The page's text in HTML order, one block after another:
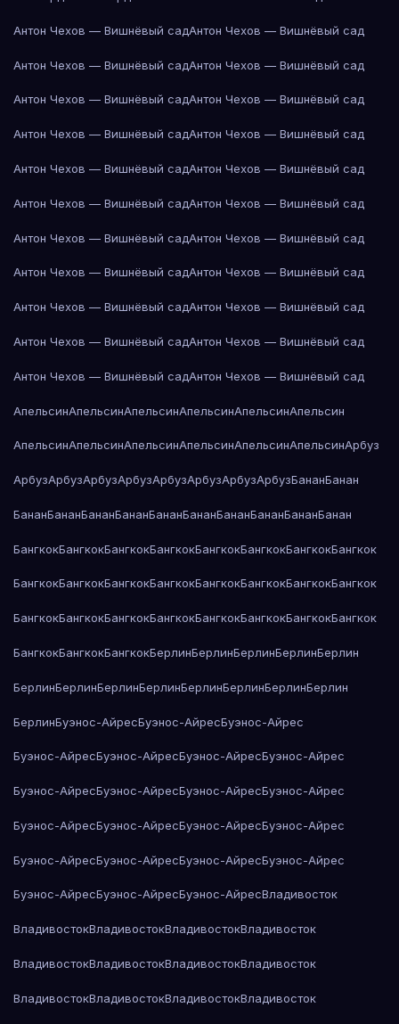
Антон Чехов — Вишнёвый садАнтон Чехов — Вишнёвый сад
Антон Чехов — Вишнёвый садАнтон Чехов — Вишнёвый сад
Антон Чехов — Вишнёвый садАнтон Чехов — Вишнёвый сад
Антон Чехов — Вишнёвый садАнтон Чехов — Вишнёвый сад
Антон Чехов — Вишнёвый садАнтон Чехов — Вишнёвый сад
Антон Чехов — Вишнёвый садАнтон Чехов — Вишнёвый сад
Антон Чехов — Вишнёвый садАнтон Чехов — Вишнёвый сад
Антон Чехов — Вишнёвый садАнтон Чехов — Вишнёвый сад
Антон Чехов — Вишнёвый садАнтон Чехов — Вишнёвый сад
Антон Чехов — Вишнёвый садАнтон Чехов — Вишнёвый сад
Антон Чехов — Вишнёвый садАнтон Чехов — Вишнёвый сад
АпельсинАпельсинАпельсинАпельсинАпельсинАпельсин
АпельсинАпельсинАпельсинАпельсинАпельсинАпельсинАрбуз
АрбузАрбузАрбузАрбузАрбузАрбузАрбузАрбузБананБанан
БананБананБананБананБананБананБананБананБананБанан
БангкокБангкокБангкокБангкокБангкокБангкокБангкокБангкок
БангкокБангкокБангкокБангкокБангкокБангкокБангкокБангкок
БангкокБангкокБангкокБангкокБангкокБангкокБангкокБангкок
БангкокБангкокБангкокБерлинБерлинБерлинБерлинБерлин
БерлинБерлинБерлинБерлинБерлинБерлинБерлинБерлин
БерлинБуэнос-АйресБуэнос-АйресБуэнос-Айрес
Буэнос-АйресБуэнос-АйресБуэнос-АйресБуэнос-Айрес
Буэнос-АйресБуэнос-АйресБуэнос-АйресБуэнос-Айрес
Буэнос-АйресБуэнос-АйресБуэнос-АйресБуэнос-Айрес
Буэнос-АйресБуэнос-АйресБуэнос-АйресБуэнос-Айрес
Буэнос-АйресБуэнос-АйресБуэнос-АйресВладивосток
ВладивостокВладивостокВладивостокВладивосток
ВладивостокВладивостокВладивостокВладивосток
ВладивостокВладивостокВладивостокВладивосток